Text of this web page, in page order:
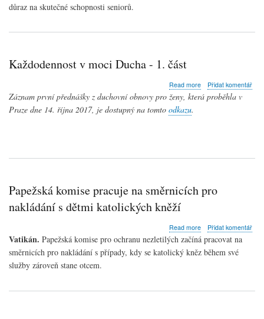
potřebuje?
důraz na skutečné schopnosti seniorů.
Každodennost v moci Ducha - 1. část
Read moreabout
Každodennost
Přidat komentář
Záznam první přednášky z duchovní obnovy pro ženy, která proběhla v
Praze dne 14. října 2017, je dostupný na tomto odkazu.
Papežská komise pracuje na směrnicích pro
nakládání s dětmi katolických kněží
Read moreabout
Papežská
komise
pracuje
Přidat komentář
Vatikán. Papežská komise pro ochranu nezletilých začíná pracovat na
směrnicích pro nakládání s případy, kdy se katolický kněz během své
služby zároveň stane otcem.